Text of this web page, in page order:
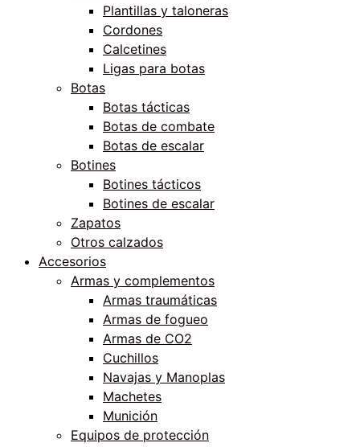
Plantillas y taloneras
Cordones
Calcetines
Ligas para botas
Botas
Botas tácticas
Botas de combate
Botas de escalar
Botines
Botines tácticos
Botines de escalar
Zapatos
Otros calzados
Accesorios
Armas y complementos
Armas traumáticas
Armas de fogueo
Armas de CO2
Cuchillos
Navajas y Manoplas
Machetes
Munición
Equipos de protección